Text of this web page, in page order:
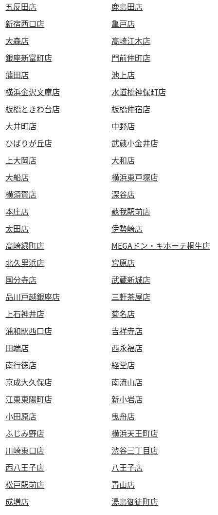
五反田店
鹿島田店
新宿西口店
亀戸店
大森店
高崎江木店
銀座新富町店
門前仲町店
蒲田店
池上店
横浜金沢文庫店
水道橋神保町店
板橋ときわ台店
板橋仲宿店
大井町店
中野店
ひばりが丘店
武蔵小金井店
上大岡店
大和店
大船店
横浜東戸塚店
横須賀店
深谷店
本庄店
蘇我駅前店
太田店
伊勢崎店
高崎緑町店
MEGAドン・キホーテ桐生店
北久里浜店
宮原店
国分寺店
武蔵新城店
品川戸越銀座店
三軒茶屋店
上石神井店
菊名店
浦和駅西口店
吉祥寺店
田端店
西永福店
南行徳店
経堂店
京成大久保店
南流山店
江東東陽町店
新小岩店
小田原店
曳舟店
ふじみ野店
横浜天王町店
川崎東口店
渋谷三丁目店
西八王子店
八王子店
松戸駅前店
青山店
成増店
湯島御徒町店